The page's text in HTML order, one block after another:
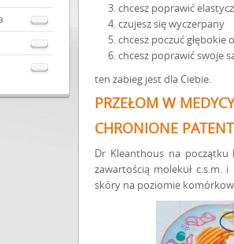
chcesz poprawić
czujesz się wyczerpany
chcesz poczuć głębokie
chcesz poprawić swoje
ten zabieg jest dla Ciebie.
PRZEŁOM W
CHRONIONE
Dr Kleanthous na początku
zawartością molekuł c.s.m.
skóry na poziomie